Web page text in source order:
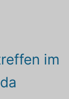
im